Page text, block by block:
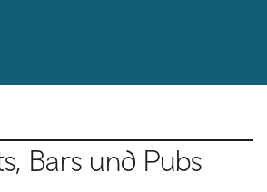
Bars und Pubs